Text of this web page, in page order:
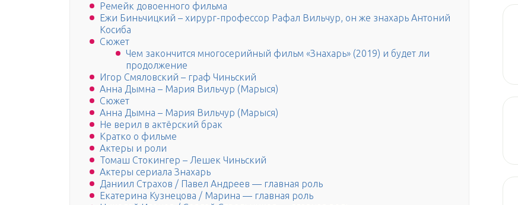
Ремейк довоенного фильма
Ежи Биньчицкий – хирург-профессор Рафал Вильчур, он же знахарь Антоний
Косиба
Сюжет
Чем закончится многосерийный фильм «Знахарь» (2019) и будет ли
продолжение
Игор Смяловский – граф Чиньский
Анна Дымна – Мария Вильчур (Марыся)
Сюжет
Анна Дымна – Мария Вильчур (Марыся)
Не верил в актёрский брак
Кратко о фильме
Актеры и роли
Томаш Стокингер – Лешек Чиньский
Актеры сериала Знахарь
Даниил Страхов / Павел Андреев — главная роль
Екатерина Кузнецова / Марина — главная роль